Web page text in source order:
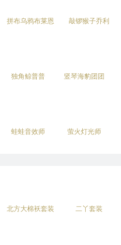
拼布乌鸦布莱恩 敲锣猴子乔利
独角鲸普普 竖琴海豹团团
蛙蛙音效师 萤火灯光师
北方大棉袄套装 二丫套装